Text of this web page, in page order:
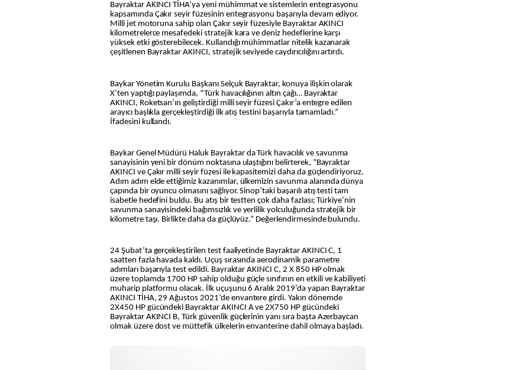
Bayraktar AKINCI TİHA’ya yeni mühimmat ve sistemlerin entegrasyonu
kapsamında Çakır seyir füzesinin entegrasyonu başarıyla devam ediyor.
Milli jet motoruna sahip olan Çakır seyir füzesiyle Bayraktar AKINCI
kilometrelerce mesafedeki stratejik kara ve deniz hedeflerine karşı
yüksek etki gösterebilecek. Kullandığı mühimmatlar nitelik kazanarak
çeşitlenen Bayraktar AKINCI, stratejik seviyede caydırıcılığını artırdı.
Baykar Yönetim Kurulu Başkanı Selçuk Bayraktar, konuya ilişkin olarak
X’ten yaptığı paylaşımda, “Türk havacılığının altın çağı… Bayraktar
AKINCI, Roketsan’ın geliştirdiği milli seyir füzesi Çakır’a entegre edilen
arayıcı başlıkla gerçekleştirdiği ilk atış testini başarıyla tamamladı.”
İfadesini kullandı.
Baykar Genel Müdürü Haluk Bayraktar da Türk havacılık ve savunma
sanayisinin yeni bir dönüm noktasına ulaştığını belirterek, “Bayraktar
AKINCI ve Çakır milli seyir füzesi ile kapasitemizi daha da güçlendiriyoruz.
Adım adım elde ettiğimiz kazanımlar, ülkemizin savunma alanında dünya
çapında bir oyuncu olmasını sağlıyor. Sinop’taki başarılı atış testi tam
isabetle hedefini buldu. Bu atış bir testten çok daha fazlası; Türkiye’nin
savunma sanayisindeki bağımsızlık ve yerlilik yolculuğunda stratejik bir
kilometre taşı. Birlikte daha da güçlüyüz.” Değerlendirmesinde bulundu.
24 Şubat’ta gerçekleştirilen test faaliyetinde Bayraktar AKINCI C, 1
saatten fazla havada kaldı. Uçuş sırasında aerodinamik parametre
adımları başarıyla test edildi. Bayraktar AKINCI C, 2 X 850 HP olmak
üzere toplamda 1700 HP sahip olduğu güçle sınıfının en etkili ve kabiliyeti
muharip platformu olacak. İlk uçuşunu 6 Aralık 2019’da yapan Bayraktar
AKINCI TİHA, 29 Ağustos 2021’de envantere girdi. Yakın dönemde
2X450 HP gücündeki Bayraktar AKINCI A ve 2X750 HP gücündeki
Bayraktar AKINCI B, Türk güvenlik güçlerinin yanı sıra başta Azerbaycan
olmak üzere dost ve müttefik ülkelerin envanterine dahil olmaya başladı.